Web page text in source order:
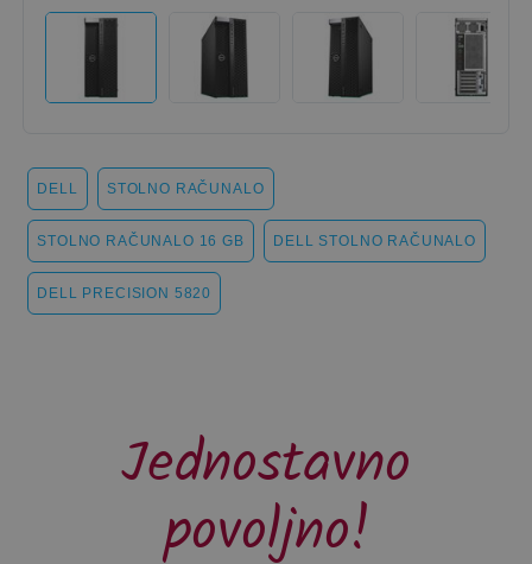
DELL STOLNO RAČUNALO
STOLNO RAČUNALO 16 GB DELL STOLNO RAČUNALO
DELL PRECISION 5820
Jednostavno
povoljno!